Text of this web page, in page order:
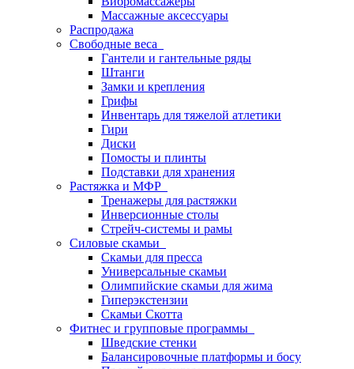
Массажные аксессуары
Распродажа
Свободные веса
Гантели и гантельные ряды
Штанги
Замки и крепления
Грифы
Инвентарь для тяжелой атлетики
Гири
Диски
Помосты и плинты
Подставки для хранения
Растяжка и МФР
Тренажеры для растяжки
Инверсионные столы
Стрейч-системы и рамы
Силовые скамьи
Скамьи для пресса
Универсальные скамьи
Олимпийские скамьи для жима
Гиперэкстензии
Скамьи Скотта
Фитнес и групповые программы
Шведские стенки
Балансировочные платформы и босу